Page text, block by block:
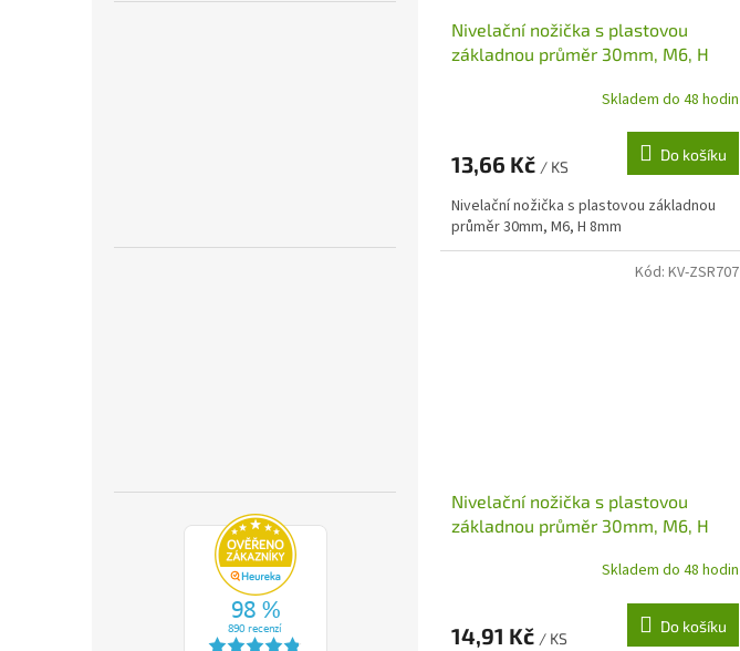
Nivelační nožička s plastovou
základnou průměr 30mm, M6, H
Skladem do 48 hodin
13,66 Kč / KS
Do košíku
Nivelační nožička s plastovou základnou
průměr 30mm, M6, H 8mm
Nivelační nožička s plastovou
základnou průměr 30mm, M6, H
Skladem do 48 hodin
14,91 Kč / KS
Do košíku
Kód: KV-ZSR707